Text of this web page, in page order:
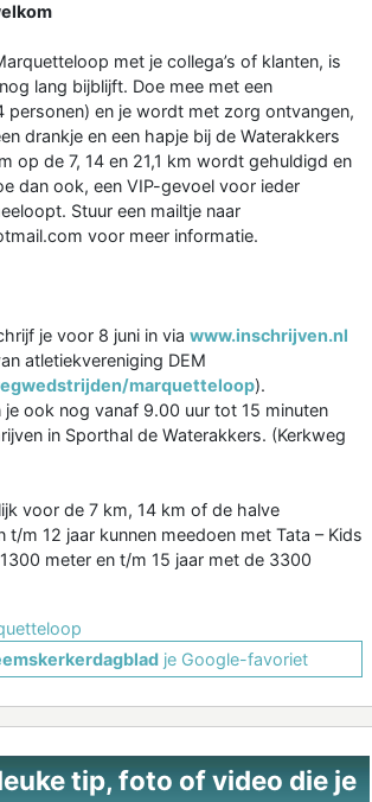
met je collega’s of klanten, is
lang bijblijft. Doe mee met een
personen) en je wordt met zorg ontvangen,
drankje en een hapje bij de Waterakkers
op de 7, 14 en 21,1 km wordt gehuldigd en
dan ook, een VIP-gevoel voor ieder
Stuur een mailtje naar
voor meer informatie.
je voor 8 juni in via www.inschrijven.nl
atletiekvereniging DEM
marquetteloop).
ook nog vanaf 9.00 uur tot 15 minuten
in Sporthal de Waterakkers. (Kerkweg
voor de 7 km, 14 km of de halve
t/m 12 jaar kunnen meedoen met Tata – Kids
meter en t/m 15 jaar met de 3300
je Google-favoriet
tip, foto of video die je